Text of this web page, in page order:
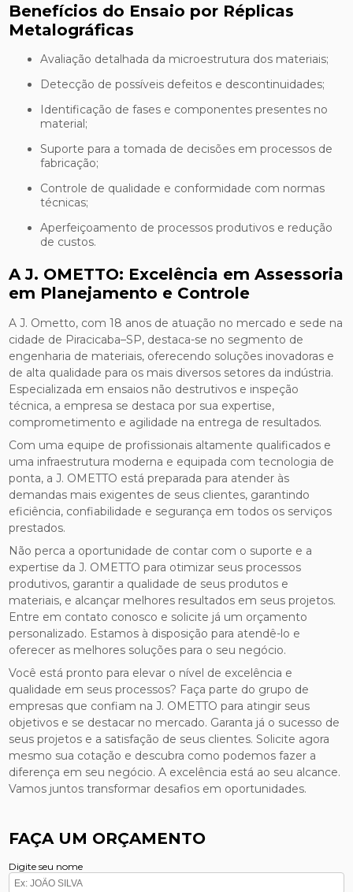
Benefícios do Ensaio por Réplicas
Metalográficas
Avaliação detalhada da microestrutura dos materiais;
Detecção de possíveis defeitos e descontinuidades;
Identificação de fases e componentes presentes no
material;
Suporte para a tomada de decisões em processos de
fabricação;
Controle de qualidade e conformidade com normas
técnicas;
Aperfeiçoamento de processos produtivos e redução
de custos.
A J. OMETTO: Excelência em Assessoria
em Planejamento e Controle
A J. Ometto, com 18 anos de atuação no mercado e sede na
cidade de Piracicaba–SP, destaca-se no segmento de
engenharia de materiais, oferecendo soluções inovadoras e
de alta qualidade para os mais diversos setores da indústria.
Especializada em ensaios não destrutivos e inspeção
técnica, a empresa se destaca por sua expertise,
comprometimento e agilidade na entrega de resultados.
Com uma equipe de profissionais altamente qualificados e
uma infraestrutura moderna e equipada com tecnologia de
ponta, a J. OMETTO está preparada para atender às
demandas mais exigentes de seus clientes, garantindo
eficiência, confiabilidade e segurança em todos os serviços
prestados.
Não perca a oportunidade de contar com o suporte e a
expertise da J. OMETTO para otimizar seus processos
produtivos, garantir a qualidade de seus produtos e
materiais, e alcançar melhores resultados em seus projetos.
Entre em contato conosco e solicite já um orçamento
personalizado. Estamos à disposição para atendê-lo e
oferecer as melhores soluções para o seu negócio.
Você está pronto para elevar o nível de excelência e
qualidade em seus processos? Faça parte do grupo de
empresas que confiam na J. OMETTO para atingir seus
objetivos e se destacar no mercado. Garanta já o sucesso de
seus projetos e a satisfação de seus clientes. Solicite agora
mesmo sua cotação e descubra como podemos fazer a
diferença em seu negócio. A excelência está ao seu alcance.
Vamos juntos transformar desafios em oportunidades.
FAÇA UM ORÇAMENTO
Digite seu nome